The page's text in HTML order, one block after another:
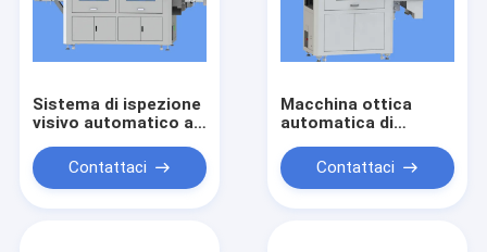
Sistema di ispezione
visivo automatico ad
controllo di qualità di
immagine
Contattaci
Macchina ottica
automatica di
rilevazione di difetto
superficiale del
Contattaci